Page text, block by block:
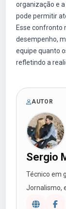
organização e
pode permitir
Esse confronto
desempenho,
equipe quanto
refletindo a
AUTOR
Sergio
Técnico em
Jornalismo,